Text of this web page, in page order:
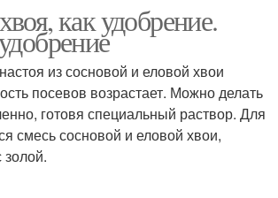
как удобрение.
из сосновой и еловой хвои
посевов возрастает. Можно делать
готовя специальный раствор. Для
смесь сосновой и еловой хвои,